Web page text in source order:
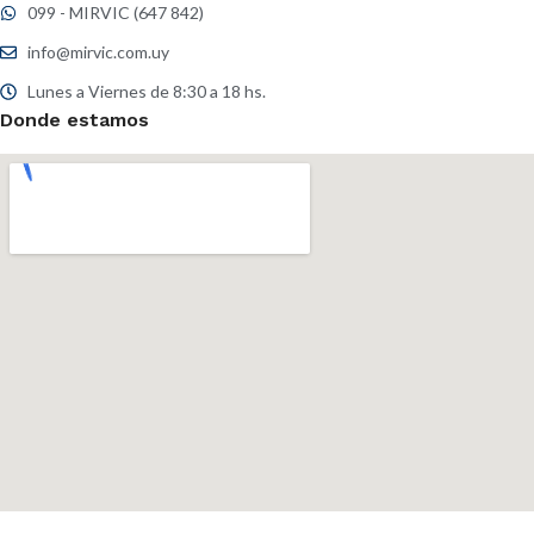
099 - MIRVIC (647 842)
info@mirvic.com.uy
Lunes a Viernes de 8:30 a 18 hs.
Donde estamos